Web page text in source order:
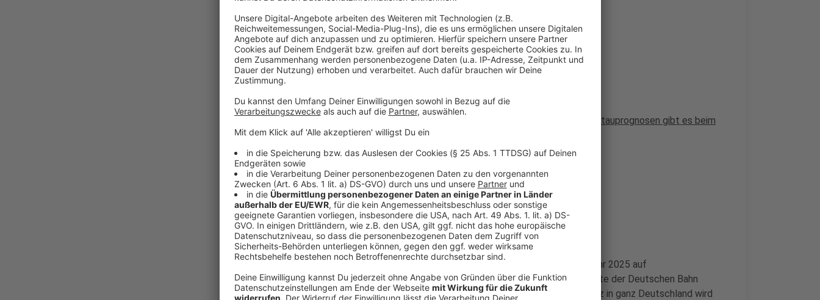
Anzeige
Aktuelle Infos gibt es beim ADAC
Weitere Infos rund um aktuelle Baustellen, Verzögerungen oder Stauprognosen gibt es beim
ADAC.
Auch Fahrgäste der deutschen Bahn sind betroffen
Anzeige
Aber nicht nur Pendler, die das Auto benutzen, müssen sich im Jahr 2025 auf
Streckensperrungen und Verzögerungen einstellen. Auch Fahrgäste der Deutschen Bahn
müssen in diesem Jahr viel extra Zeit einplanen. Das Schienennetz in ganz Deutschland wird